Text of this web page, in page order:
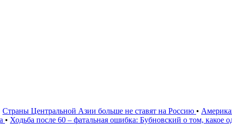
Страны Центральной Азии больше не ставят на Россию •
• Ходьба после 60 – фатальная ошибка: Бубновский о том, какое